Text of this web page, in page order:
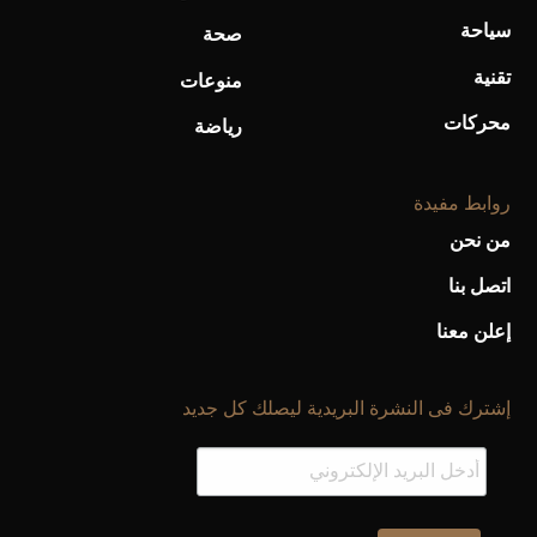
أفضل تدريج للشعر الطويل لإطلالة جريئة وعصرية
سياحة
تقنية
محركات
صحة
منوعات
رياضة
روابط مفيدة
من نحن
اتصل بنا
إعلن معنا
إشترك فى النشرة البريدية ليصلك كل جديد